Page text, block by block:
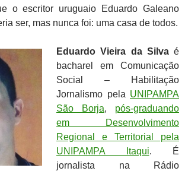
o escritor uruguaio Eduardo Galeano
ser, mas nunca foi: uma casa de todos.
Eduardo Vieira da Silvaé
bacharel em Comunicação
Social – Habilitação
Jornalismo pela UNIPAMPA
São Borja, pós-graduando
em Desenvolvimento
Regional e Territorial pela
UNIPAMPA Itaqui. É
jornalista na Rádio